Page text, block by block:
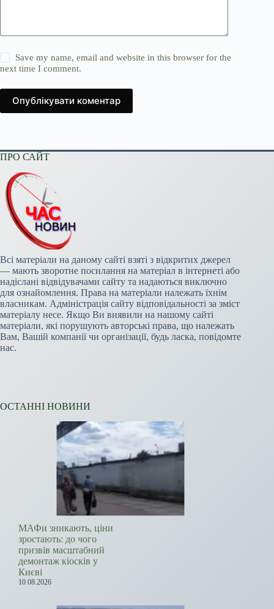
Save my name, email and website in this browser for the
next time I comment.
Опублікувати коментар
ПРО САЙТ
Всі матеріали на даному сайті взяті з відкритих джерел
— мають зворотне посилання на матеріал в інтернеті або
надіслані відвідувачами сайту та надаються виключно
для ознайомлення. Права на матеріали належать їхнім
власникам. Адміністрація сайту відповідальності за зміст
матеріалу несе. Якщо Ви виявили на нашому сайті
матеріали, які порушують авторські права, що належать
Вам, Вашій компанії чи організації, будь ласка, повідомте
нас.
ОСТАННІ НОВИНИ
МАФи зникають, ціни
зростають: до чого
призвів масштабний
демонтаж кіосків у
Києві
10.08.2026